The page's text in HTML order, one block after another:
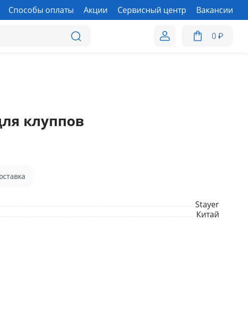
Способы оплаты Акции Сервисный центр Вакансии
0₽
клуппов
Stayer
Китай